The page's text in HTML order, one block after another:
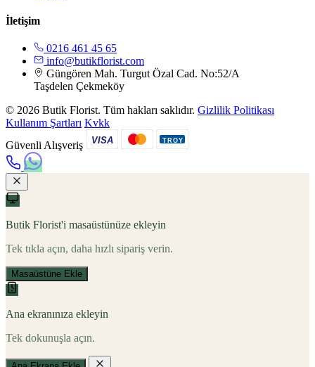
İletişim
0216 461 45 65
info@butikflorist.com
Güngören Mah. Turgut Özal Cad. No:52/A
Taşdelen Çekmeköy
© 2026 Butik Florist. Tüm hakları saklıdır. Gizlilik Politikası
Kullanım Şartları Kvkk
Güvenli Alışveriş
VISA TROY
Butik Florist'i masaüstünüze ekleyin
Tek tıkla açın, daha hızlı sipariş verin.
Masaüstüne Ekle
Ana ekranınıza ekleyin
Tek dokunuşla açın.